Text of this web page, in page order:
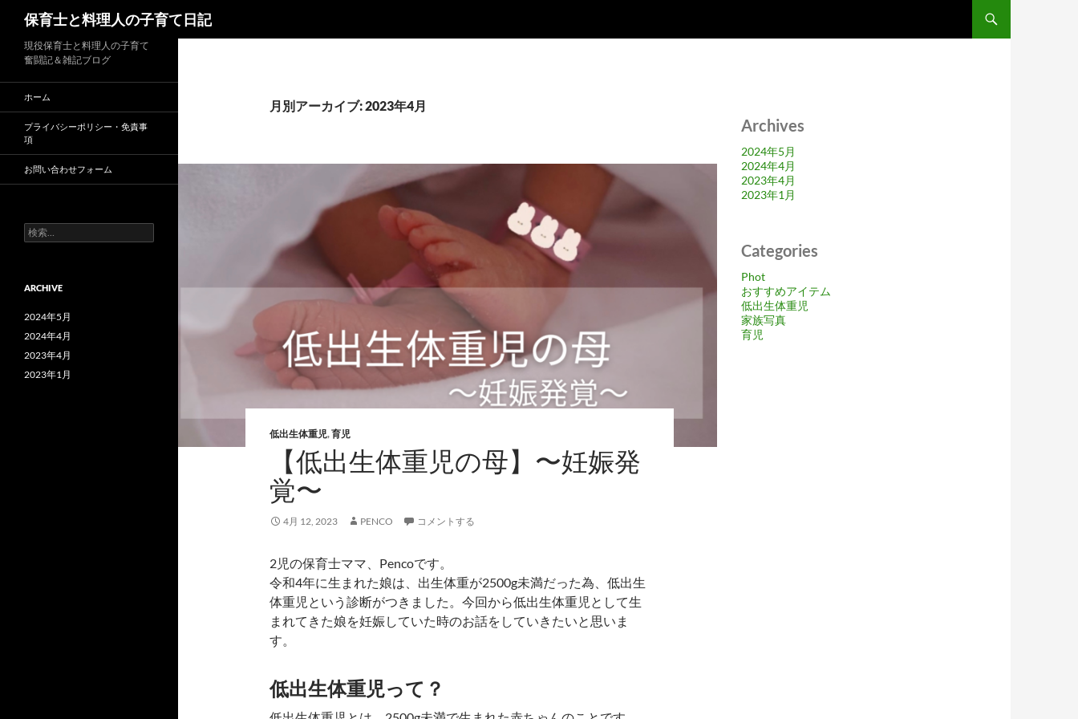
テ
キ
保育士と料理人の子育て日記
月別アーカイブ: 2023年4月
低出生体重児,育児
【低出生体重児の母】〜妊娠発
覚〜
4月 12, 2023 PENCO コメントする
2児の保育士ママ、Pencoです。
令和4年に生まれた娘は、出生体重が2500g未満だった為、低出生
体重児という診断がつきました。今回から低出生体重児として生
まれてきた娘を妊娠していた時のお話をしていきたいと思いま
す。
低出生体重児って？
Archives
2024年5月
2024年4月
2023年4月
2023年1月
Categories
Phot
おすすめアイテム
低出生体重児
家族写真
育児
現役保育士と料理人の子育て
奮闘記＆雑記ブログ
ホーム
プライバシーポリシー・免責事
項
お問い合わせフォーム
検
索:
ARCHIVE
2024年5月
2024年4月
2023年4月
2023年1月